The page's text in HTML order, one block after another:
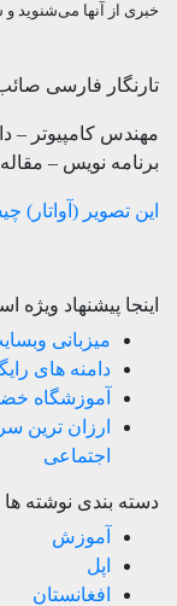
خبری از آنها می‌شنوید و
تارنگار فارسی
مهندس کامپیوتر –
برنامه نویس –
این تصویر (آواتار)
اینجا پیشنهاد ویژه
میزبانی
دامنه های
آموزشگاه
ارزان ترین
اجتماعی
دسته بندی نوشته ها
آموزش
اپل
افغانستان